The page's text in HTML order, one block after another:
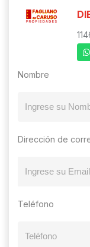
Nombre
Dirección de
Teléfono